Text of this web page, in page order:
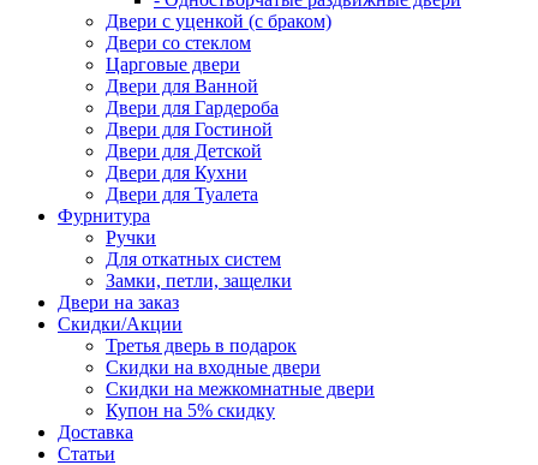
Двери с уценкой (с браком)
Двери со стеклом
Царговые двери
Двери для Ванной
Двери для Гардероба
Двери для Гостиной
Двери для Детской
Двери для Кухни
Двери для Туалета
Фурнитура
Ручки
Для откатных систем
Замки, петли, защелки
Двери на заказ
Скидки/Акции
Третья дверь в подарок
Скидки на входные двери
Скидки на межкомнатные двери
Купон на 5% скидку
Доставка
Статьи